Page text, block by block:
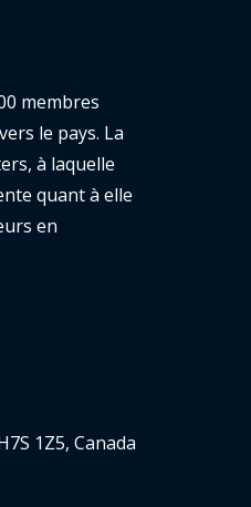
membres
le pays. La
à laquelle
quant à elle
en
1Z5, Canada